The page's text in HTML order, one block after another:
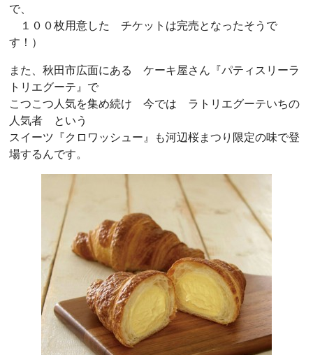
で、
１００枚用意した チケットは完売となったそうで
す！）
また、秋田市広面にある ケーキ屋さん『パティスリーラ
トリエグーテ』で
こつこつ人気を集め続け 今では ラトリエグーテいちの
人気者 という
スイーツ『クロワッシュー』も河辺桜まつり限定の味で登
場するんです。